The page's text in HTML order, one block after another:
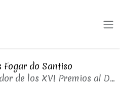
Fogar do Santiso
Premios al Desarrollo Rural (AGADER)